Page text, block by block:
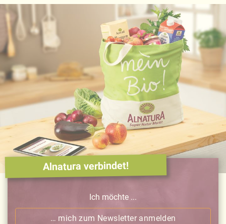
Alnatura verbindet!
Ich möchte ...
… mich zum Newsletter anmelden